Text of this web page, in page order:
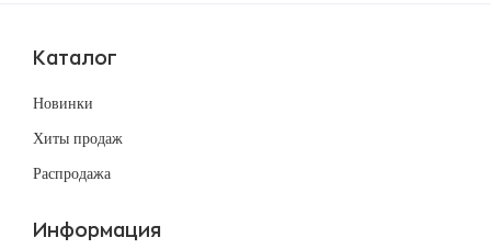
Каталог
Новинки
Хиты продаж
Распродажа
Информация